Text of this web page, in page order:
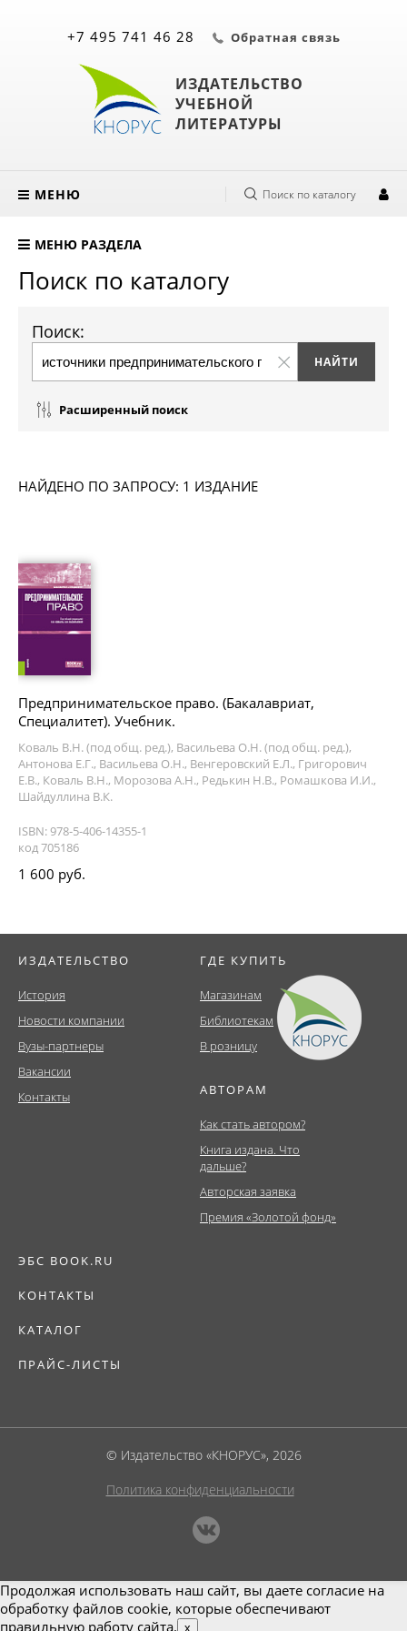
ИЗДАТЕЛЬСТВО
УЧЕБНОЙ
ЛИТЕРАТУРЫ
+7 495 741 46 28 Обратная связь
МЕНЮ Поиск по каталогу
МЕНЮ РАЗДЕЛА
Поиск по каталогу
Поиск:
Расширенный поиск
НАЙДЕНО ПО ЗАПРОСУ: 1 ИЗДАНИЕ
Предпринимательское право. (Бакалавриат,
Специалитет). Учебник.
Коваль В.Н. (под общ. ред.), Васильева О.Н. (под общ. ред.),
Антонова Е.Г., Васильева О.Н., Венгеровский Е.Л., Григорович
Е.В., Коваль В.Н., Морозова А.Н., Редькин Н.В., Ромашкова И.И.,
Шайдуллина В.К.
ISBN: 978-5-406-14355-1
код 705186
1 600 руб.
ИЗДАТЕЛЬСТВО
История
Новости компании
Вузы-партнеры
Вакансии
Контакты
ГДЕ КУПИТЬ
Магазинам
Библиотекам
В розницу
АВТОРАМ
Как стать автором?
Книга издана. Что
дальше?
Авторская заявка
Премия «Золотой фонд»
ЭБС BOOK.RU
КОНТАКТЫ
КАТАЛОГ
ПРАЙС-ЛИСТЫ
© Издательство «КНОРУС», 2026
Политика конфиденциальности
Продолжая использовать наш сайт, вы даете согласие на
обработку файлов cookie, которые обеспечивают
правильную работу сайта. x